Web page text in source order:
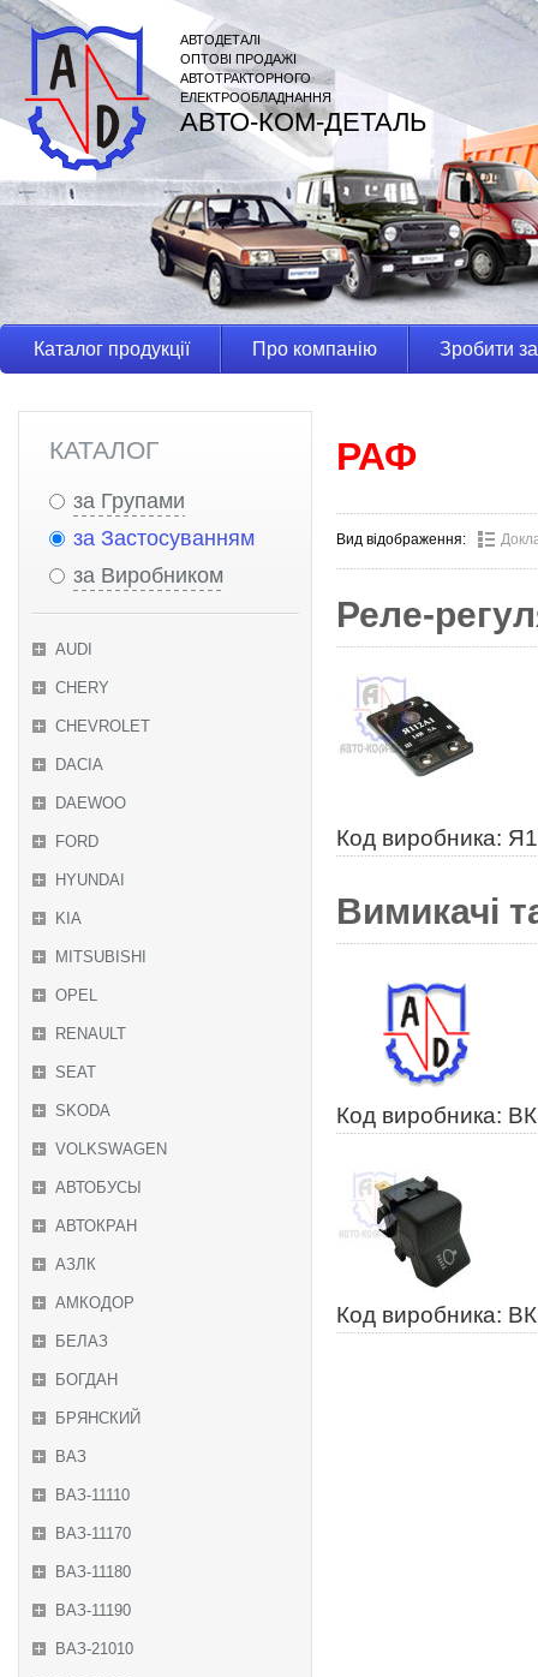
АВТОДЕТАЛІ
ОПТОВІ ПРОДАЖІ
АВТОТРАКТОРНОГО
ЕЛЕКТРООБЛАДНАННЯ
АВТО-КОМ-ДЕТАЛЬ
Каталог продукції Про компанію Зробити
КАТАЛОГ
за Групами
за Застосуванням
за Виробником
AUDI
CHERY
CHEVROLET
DACIA
DAEWOO
FORD
HYUNDAI
KIA
MITSUBISHI
OPEL
RENAULT
SEAT
SKODA
VOLKSWAGEN
АВТОБУСЫ
АВТОКРАН
АЗЛК
АМКОДОР
БЕЛАЗ
БОГДАН
БРЯНСКИЙ
ВАЗ
ВАЗ-11110
ВАЗ-11170
ВАЗ-11180
ВАЗ-11190
ВАЗ-21010
РАФ
Вид відображення:
Реле-
Код виробника:
Вимикачі
Код виробника:
Код виробника: